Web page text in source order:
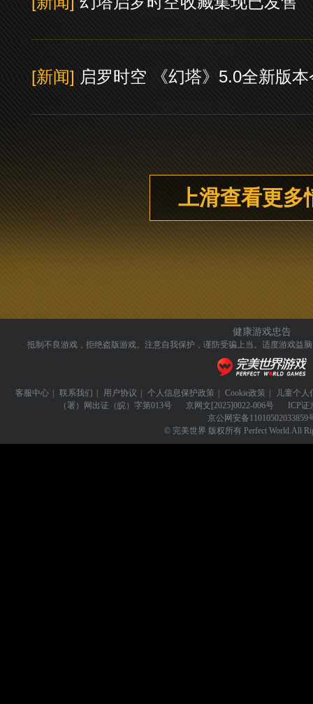
[新闻] 启罗时空 《幻塔》5.0全新版
上滑查看更多
健康游戏忠告
抵制不良游戏，拒绝盗版游戏。注意自我保护，谨防受骗上当。 适度游戏益
客服中心 联系我们 用户协议 个人信息保护政策 Cookie政策
儿童个人
（署）网出证（皖）字第013号
京网文 [2025]0022-006号 ICP证
京公网安备11010502033859
© 完美世界 版权所有 Perfect World.All